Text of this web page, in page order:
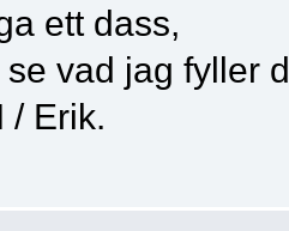
ett dass,
vad jag fyller
/ Erik.